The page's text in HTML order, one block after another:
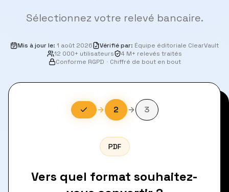
Sélectionnez votre relevé bancaire.
Mis à jour le: 1 août 2026 Vérifié par: Équipe éditoriale ClearVault
12 000+ utilisateurs
4 M+ relevés traités
Conforme RGPD · Chiffré de bout en bout
2 3
PDF
Vers quel format souhaitez-